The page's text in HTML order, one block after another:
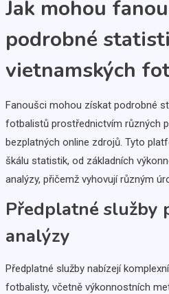
Jak mohou
podrobné
vietnamských
Fanoušci mohou získat podrobné
fotbalistů prostřednictvím různých
bezplatných online zdrojů. Tyto
škálu statistik, od základních
analýzy, přičemž vyhovují různým
Předplatné služby
analýzy
Předplatné služby nabízejí
fotbalisty, včetně výkonnostních